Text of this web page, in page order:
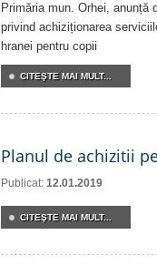
Primăria mun. Orhei, anunță
privind achiziționarea
hranei pentru copii
CITEŞTE MAI MULT...
Planul de achizitii
Publicat: 12.01.2019
CITEŞTE MAI MULT...